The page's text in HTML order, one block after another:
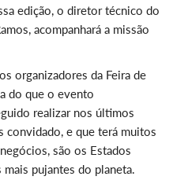
edição, o diretor técnico do
acompanhará a missão
organizadores da Feira de
do que o evento
realizar nos últimos
convidado, e que terá muitos
são os Estados
pujantes do planeta.